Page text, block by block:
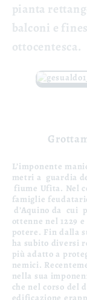
pianta
balconi e
ottocentesca.
L’imponente
metri a guardia
fiume Ufita. Nel
famiglie
d’Aquino da cui
ottenne nel 1229
potere. Fin dalla
ha subito diversi
più adatto a
nemici.
nella sua
che nel corso del